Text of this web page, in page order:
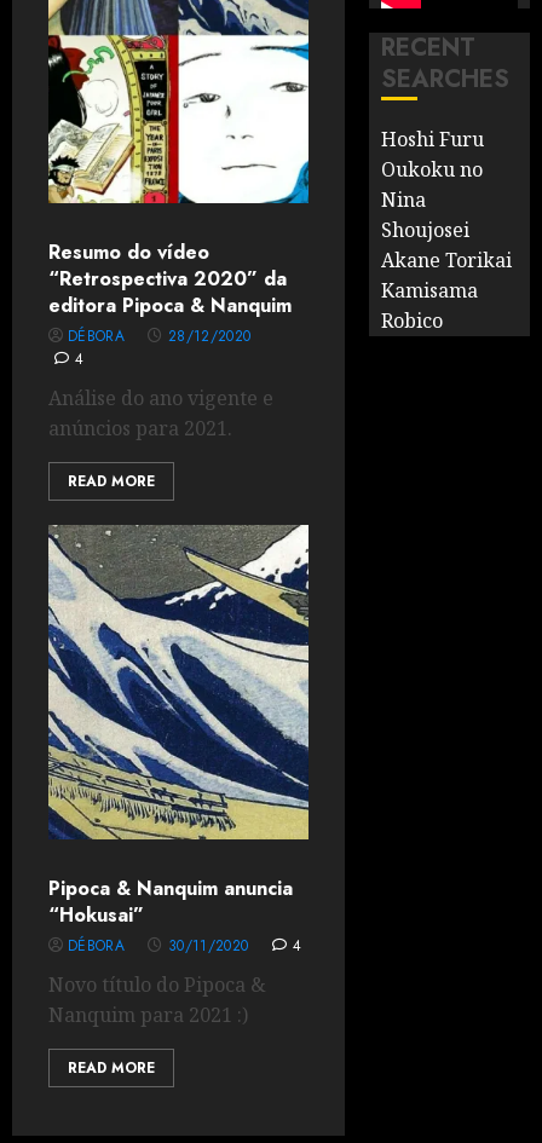
Resumo do vídeo
“Retrospectiva 2020” da
editora Pipoca & Nanquim
DÉBORA
28/12/2020
4
Análise do ano vigente e
anúncios para 2021.
READ MORE
Pipoca & Nanquim anuncia
“Hokusai”
DÉBORA 30/11/2020 4
Novo título do Pipoca &
Nanquim para 2021 :)
READ MORE
RECENT
SEARCHES
Hoshi Furu
Oukoku no
Nina
Shoujosei
Akane Torikai
Kamisama
Robico